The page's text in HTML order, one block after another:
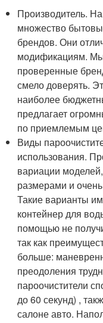
Производитель.
множество
брендов. Они
модификациям.
проверенные
смело доверять.
наиболее
предлагает
по приемлемым
Виды
использования.
вариации
размерами и
Такие варианты
контейнер для
помощью не
так как
больше:
преодоления
пароочистители
до 60 секунд) ,
салоне авто.